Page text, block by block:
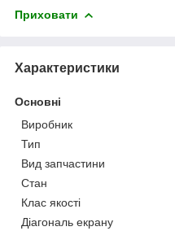
Приховати
Характеристики
Основні
Виробник
Тип
Вид запчастини
Стан
Клас якості
Діагональ екрану